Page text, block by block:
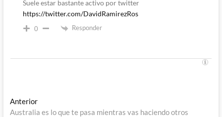
Suele estar bastante activo por twitter
https://twitter.com/DavidRamirezRos
0 Responder
Navegación
AnteriorEntrada
anterior:
Australia es lo que te pasa mientras vas haciendo otros